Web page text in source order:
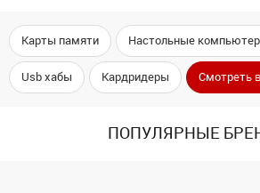
Карты памяти Настольные
Usb хабы Кардридеры Смотреть
ПОПУЛЯРНЫЕ